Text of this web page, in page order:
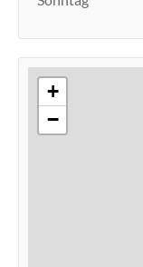
+
−